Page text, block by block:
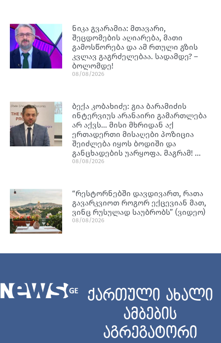
ნიკა გვარამია: მთავარი,
შეცდომების აღიარება, მათი
გამოსწორება და ამ რთული გზის
კვლავ გაგრძელებაა. სადამდე? –
ბოლომდე!
08/08/2026
ბექა კობახიძე: გია ბარამიძის
ინტერვიუს არანაირი გამართლება
არ აქვს… მისი მხრიდან აქ
ერთადერთი მისაღები პოზიცია
შეიძლება იყოს ბოდიში და
განცხადების უარყოფა. მაგრამ! …
08/08/2026
“რესტორნებში დავდივართ, რათა
გავარკვიოთ როგორ ექცევიან მათ,
ვინც რუსულად საუბრობს” (ვიდეო)
08/08/2026
ქართული ახალი
ამბების
აგრეგატორი